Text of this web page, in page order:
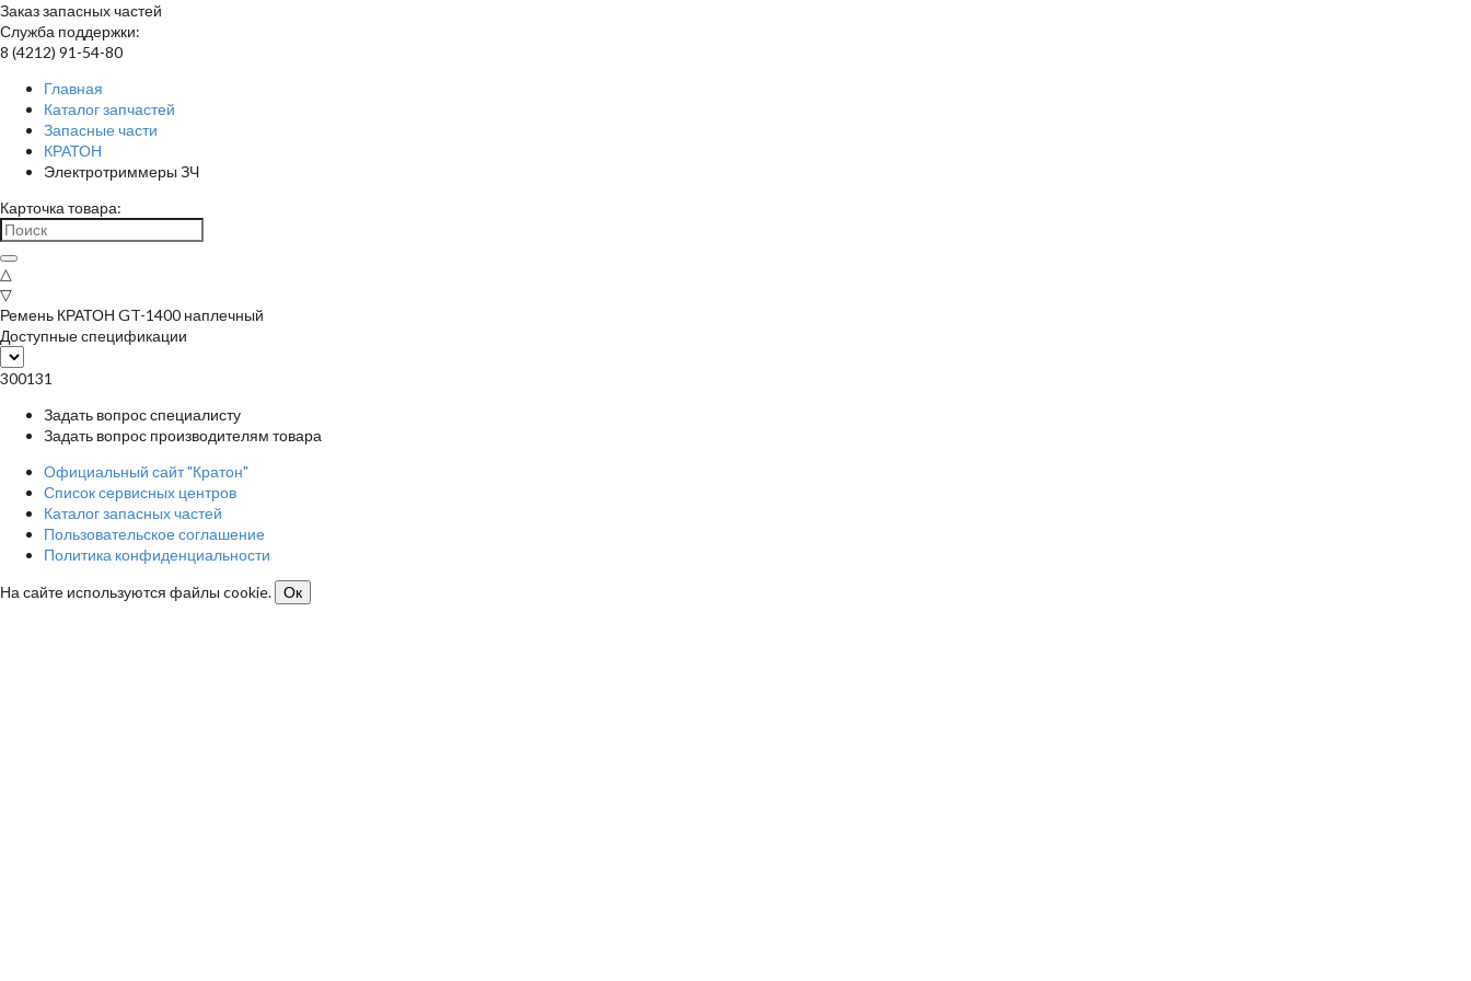
Заказ запасных частей
Служба поддержки:
8 (4212) 91-54-80
Главная
Каталог запчастей
Запасные части
КРАТОН
Электротриммеры ЗЧ
Карточка товара:
△
▽
Ремень КРАТОН GT-1400 наплечный
Доступные спецификации
300131
Задать вопрос специалисту
Задать вопрос производителям товара
Официальный сайт "Кратон"
Список сервисных центров
Каталог запасных частей
Пользовательское соглашение
Политика конфиденциальности
На сайте используются файлы cookie.
Ок